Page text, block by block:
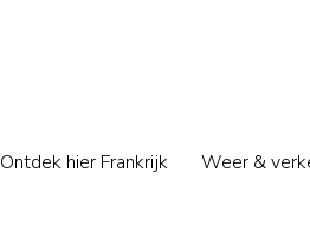
Ontdek hier Frankrijk Weer &